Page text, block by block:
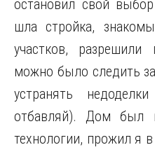
остановил свой
шла стройка,
участков,
можно было следить
устранять
отбавляй). Дом был
технологии, прожил я